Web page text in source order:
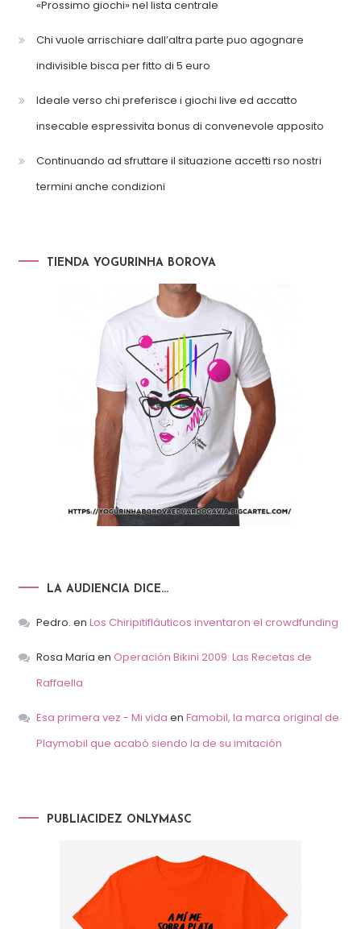
«Prossimo giochi» nel lista centrale
Chi vuole arrischiare dall’altra parte puo agognare
indivisible bisca per fitto di 5 euro
Ideale verso chi preferisce i giochi live ed accatto
insecable espressivita bonus di convenevole apposito
Continuando ad sfruttare il situazione accetti rso nostri
termini anche condizioni
TIENDA YOGURINHA BOROVA
LA AUDIENCIA DICE…
Pedro. en Los Chiripitifláuticos inventaron el crowdfunding
Rosa Maria en Operación Bikini 2009: Las Recetas de
Raffaella
Esa primera vez - Mi vida en Famobil, la marca original de
Playmobil que acabó siendo la de su imitación
PUBLIACIDEZ ONLYMASC